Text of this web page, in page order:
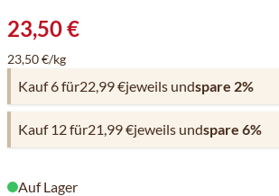
23,50 €
23,50 €/kg
Kauf 6 für22,99 €jeweils undspare 2%
Kauf 12 für21,99 €jeweils undspare 6%
Auf Lager